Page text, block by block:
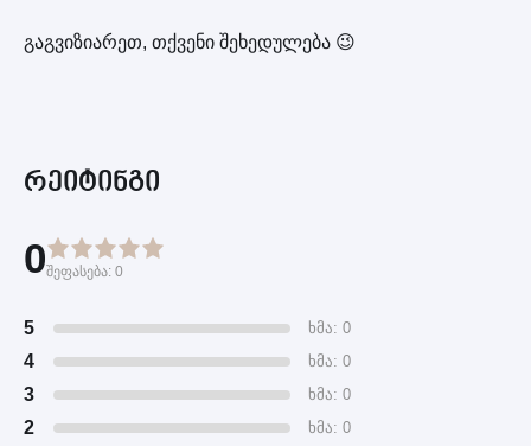
გაგვიზიარეთ, თქვენი შეხედულება 😉
რეიტინგი
0შეფასება: 0
5 ხმა: 0
4 ხმა: 0
3 ხმა: 0
2 ხმა: 0